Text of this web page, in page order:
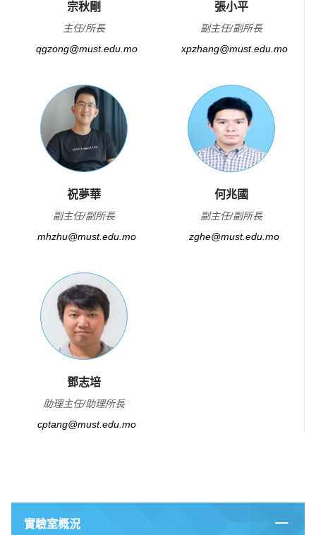
宗秋剛
主任/所長
qgzong@must.edu.mo
張小平
副主任/副所長
xpzhang@must.edu.mo
祝夢華
副主任/副所長
mhzhu@must.edu.mo
何兆國
副主任/副所長
zghe@must.edu.mo
鄧志培
助理主任/助理所長
cptang@must.edu.mo
實驗室概況